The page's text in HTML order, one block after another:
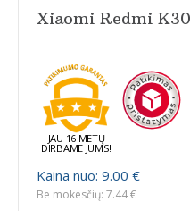
Xiaomi Redmi K30
JAU 16 METŲ
DIRBAME JUMS!
Kaina nuo: 9.00 €
Be mokesčių: 7.44 €